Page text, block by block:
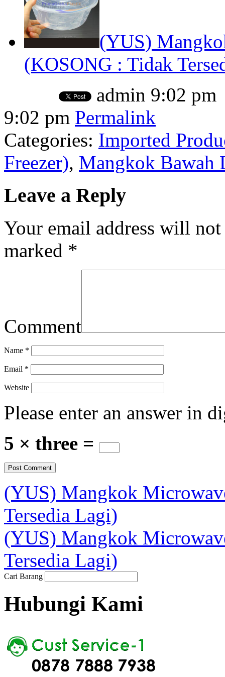
(YUS)
(KOSONG : Tidak
admin 9:02 pm
9:02 pm Permalink
Categories: Imported
Freezer), Mangkok Bawah
Leave a Reply
Your email address will
marked *
Comment
Name *
Email *
Website
Please enter an answer in
5 × three =
(YUS) Mangkok
Tersedia Lagi)
(YUS) Mangkok
Tersedia Lagi)
Cari Barang
Hubungi Kami